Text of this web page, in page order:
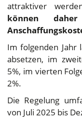
attraktiver
können
Im folgenden Jahr
absetzen, im
5%, im vierten
2%.
Die Regelung
von Juli 2025 bis